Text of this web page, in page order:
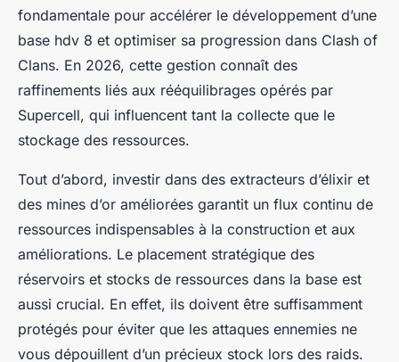
fondamentale pour accélérer le développement d’une
base hdv 8 et optimiser sa progression dans Clash of
Clans. En 2026, cette gestion connaît des
raffinements liés aux rééquilibrages opérés par
Supercell, qui influencent tant la collecte que le
stockage des ressources.
Tout d’abord, investir dans des extracteurs d’élixir et
des mines d’or améliorées garantit un flux continu de
ressources indispensables à la construction et aux
améliorations. Le placement stratégique des
réservoirs et stocks de ressources dans la base est
aussi crucial. En effet, ils doivent être suffisamment
protégés pour éviter que les attaques ennemies ne
vous dépouillent d’un précieux stock lors des raids.